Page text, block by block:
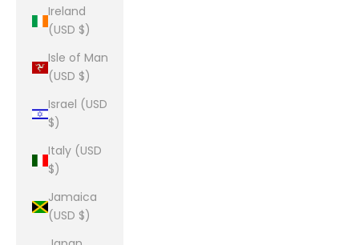
Ireland
(USD $)
Isle of Man
(USD $)
Israel (USD
$)
Italy (USD
$)
Jamaica
(USD $)